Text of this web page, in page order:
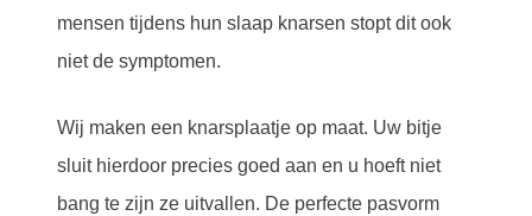
mensen tijdens hun slaap knarsen stopt dit ook
niet de symptomen.
Wij maken een knarsplaatje op maat. Uw bitje
sluit hierdoor precies goed aan en u hoeft niet
bang te zijn ze uitvallen. De perfecte pasvorm